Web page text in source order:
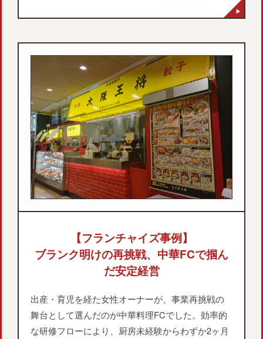
【フランチャイズ事例】
ブランク明けの再挑戦、中華FCで掴ん
だ安定経営
出産・育児を経た女性オーナーが、事業再挑戦の
舞台として選んだのが中華料理FCでした。効率的
な研修フローにより、厨房未経験からわずか2ヶ月